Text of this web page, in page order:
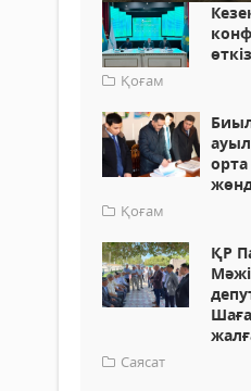
Қоғам
Қоғам
ҚР
Саясат